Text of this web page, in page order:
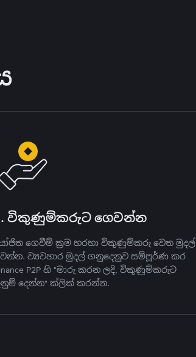
විකුණුම්කරුට ගෙවන්න
ගෙවීම් ක්‍රම හරහා විකුණුම්කරු වෙත මුදල්
ව්‍යවහාර මුදල් ගනුදෙනුව සම්පූර්ණ කර
P2P හි "මාරු කරන ලදි, විකුණුම්කරුට
දෙන්න" ක්ලික් කරන්න.